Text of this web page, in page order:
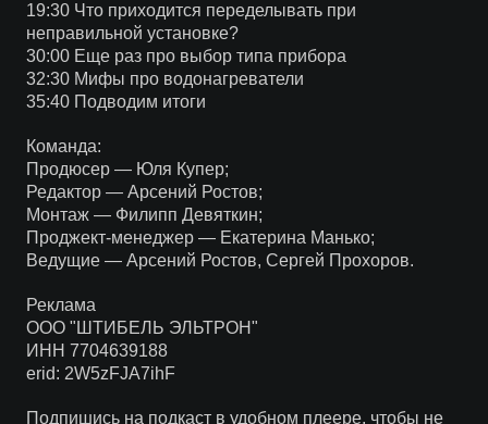
19:30 Что приходится переделывать при
неправильной установке?
30:00 Еще раз про выбор типа прибора
32:30 Мифы про водонагреватели
35:40 Подводим итоги
Команда:
Продюсер — Юля Купер;
Редактор — Арсений Ростов;
Монтаж — Филипп Девяткин;
Проджект-менеджер — Екатерина Манько;
Ведущие — Арсений Ростов, Сергей Прохоров.
Реклама
ООО "ШТИБЕЛЬ ЭЛЬТРОН"
ИНН 7704639188
erid: 2W5zFJA7ihF
Подпишись на подкаст в удобном плеере, чтобы не